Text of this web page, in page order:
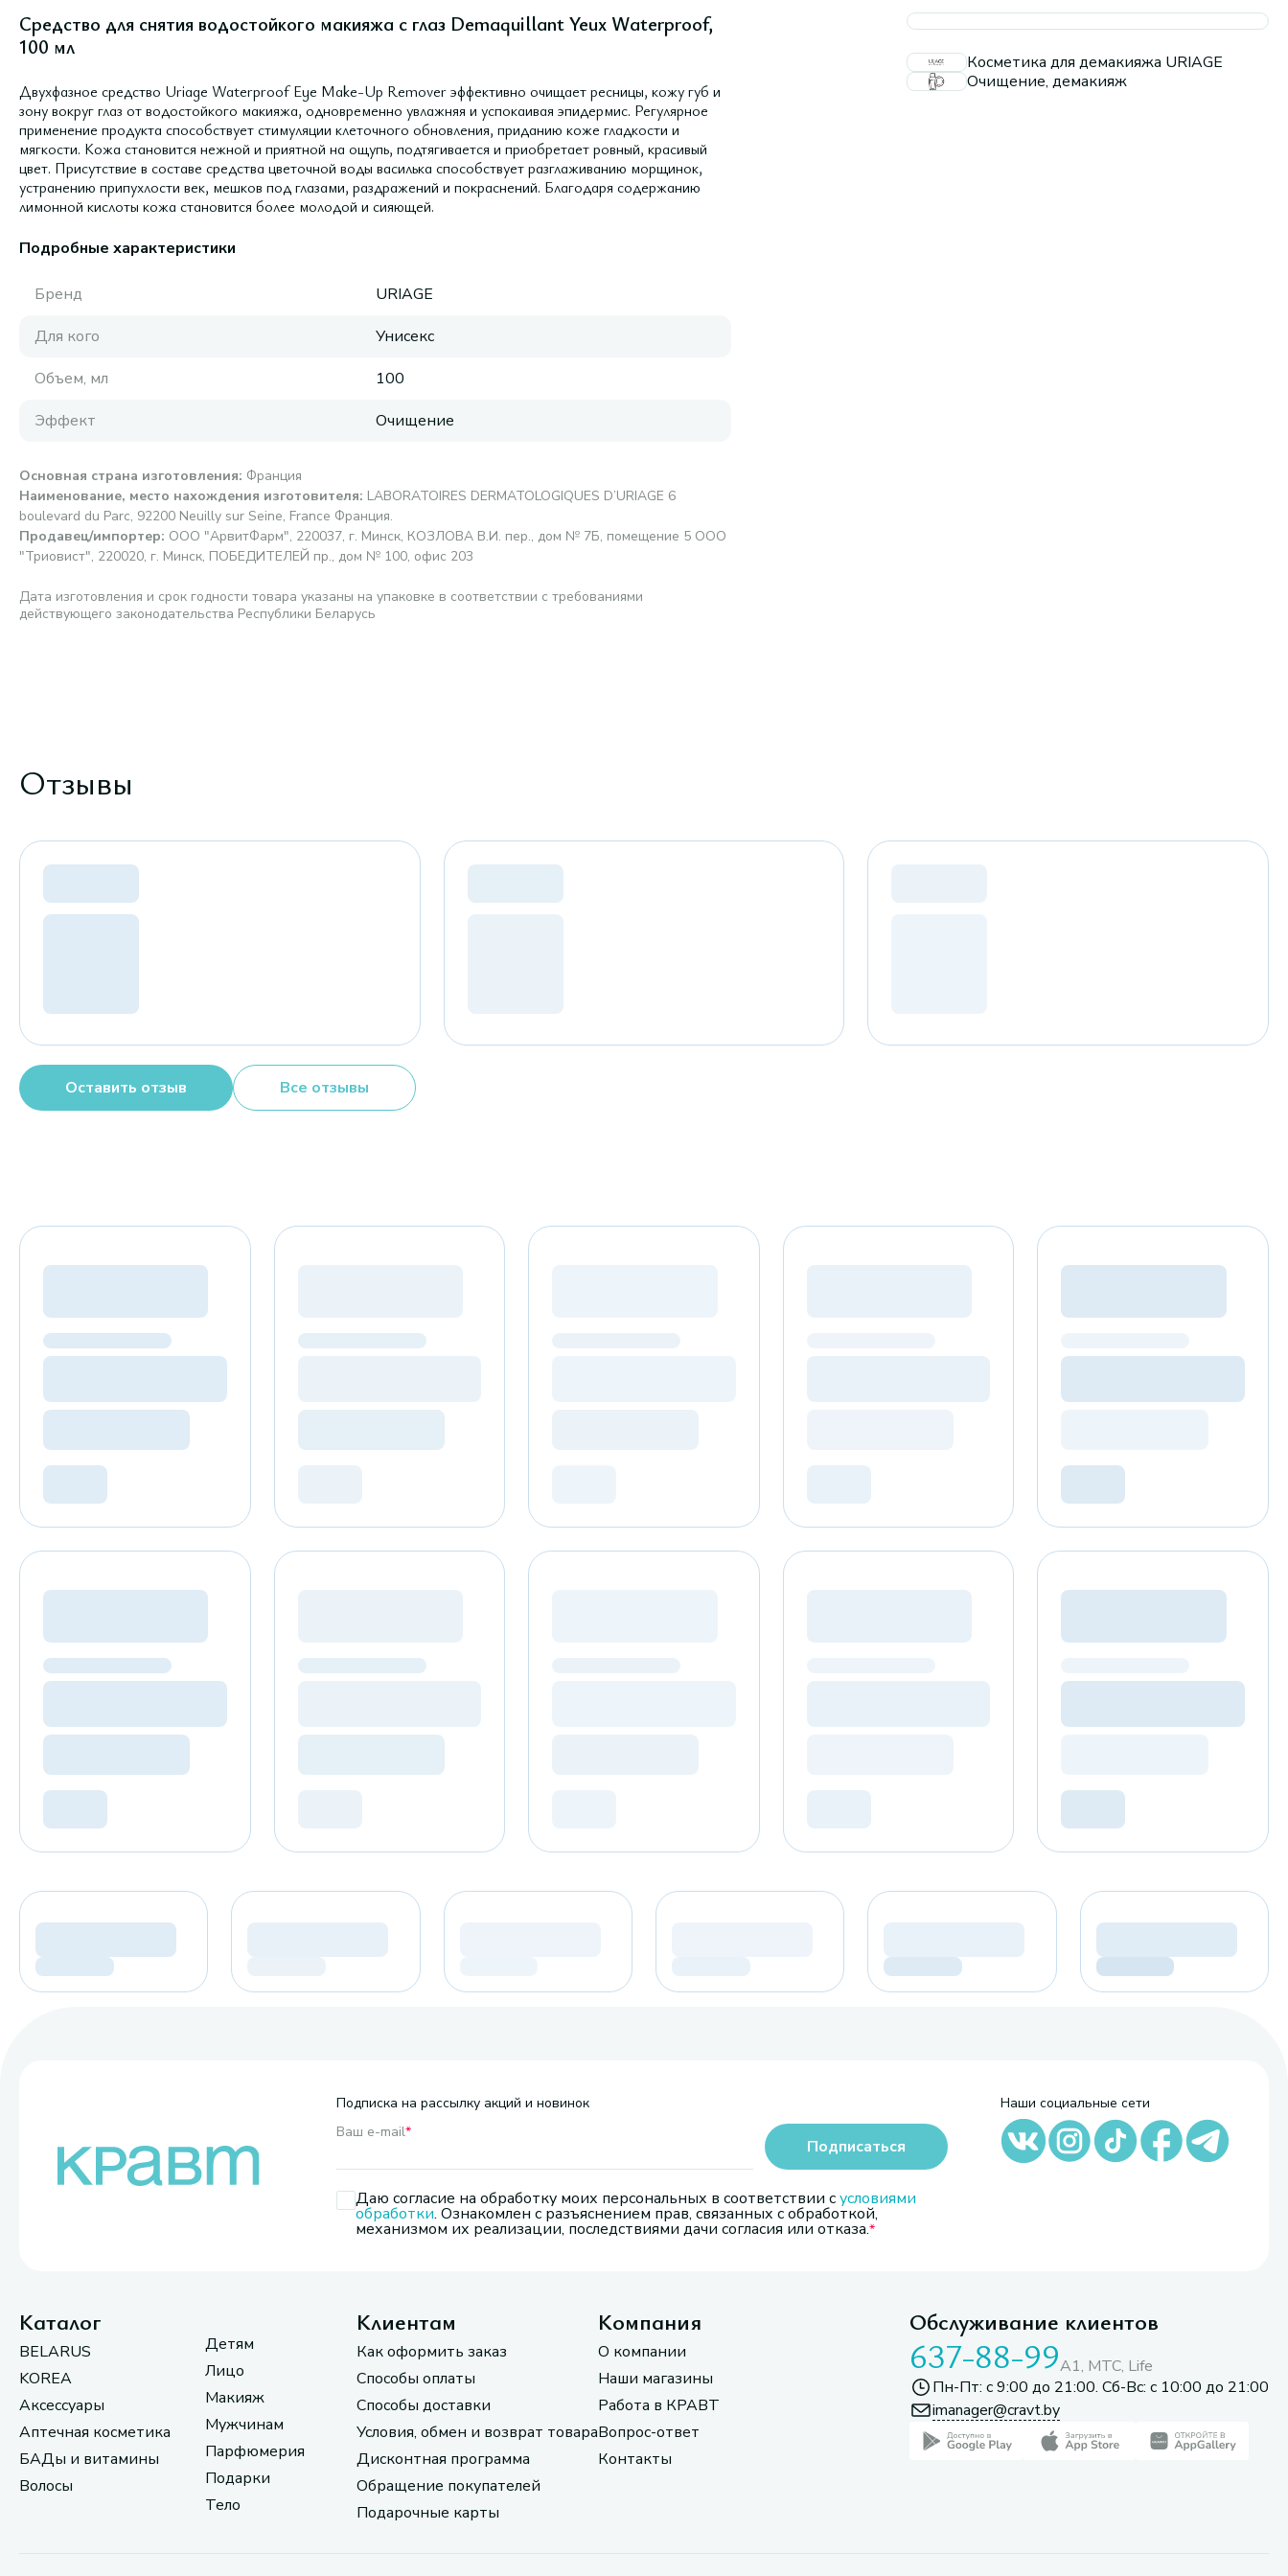
Средство для снятия водостойкого макияжа с глаз Demaquillant Yeux Waterproof,
100 мл
Двухфазное средство Uriage Waterproof Eye Make-Up Remover эффективно очищает ресницы, кожу губ и
зону вокруг глаз от водостойкого макияжа, одновременно увлажняя и успокаивая эпидермис. Регулярное
применение продукта способствует стимуляции клеточного обновления, приданию коже гладкости и
мягкости. Кожа становится нежной и приятной на ощупь, подтягивается и приобретает ровный, красивый
цвет. Присутствие в составе средства цветочной воды василька способствует разглаживанию морщинок,
устранению припухлости век, мешков под глазами, раздражений и покраснений. Благодаря содержанию
лимонной кислоты кожа становится более молодой и сияющей.
Подробные характеристики
Бренд
URIAGE
Для кого
Унисекс
Объем, мл
100
Эффект
Очищение
Основная страна изготовления: Франция
Наименование, место нахождения изготовителя: LABORATOIRES DERMATOLOGIQUES D’URIAGE 6
boulevard du Parc, 92200 Neuilly sur Seine, France Франция.
Продавец/импортер: ООО "АрвитФарм", 220037, г. Минск, КОЗЛОВА В.И. пер., дом № 7Б, помещение 5 ООО
"Триовист", 220020, г. Минск, ПОБЕДИТЕЛЕЙ пр., дом № 100, офис 203
Дата изготовления и срок годности товара указаны на упаковке в соответствии с требованиями
действующего законодательства Республики Беларусь
Косметика для демакияжа URIAGE
Очищение, демакияж
Отзывы
Оставить отзыв Все отзывы
Подписка на рассылку акций и новинок
Ваш e-mail*
Даю согласие на обработку моих персональных в соответствии сусловиями
обработки. Ознакомлен с разъяснением прав, связанных с обработкой,
механизмом их реализации, последствиями дачи согласия или отказа.
Подписаться
Наши социальные сети
Каталог
BELARUS
KOREA
Аксессуары
Аптечная косметика
БАДы и витамины
Волосы
Детям
Лицо
Макияж
Мужчинам
Парфюмерия
Подарки
Тело
Клиентам
Как оформить заказ
Способы оплаты
Способы доставки
Условия, обмен и возврат товара
Дисконтная программа
Обращение покупателей
Подарочные карты
Компания
О компании
Наши магазины
Работа в КРАВТ
Вопрос-ответ
Контакты
Обслуживание клиентов
637-88-99A1, МТС, Life
Пн-Пт: с 9:00 до 21:00. Сб-Вс: с 10:00 до 21:00
imanager@cravt.by